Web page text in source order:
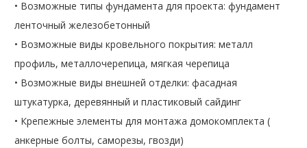
• Возможные типы фундамента для проекта: фундамент
ленточный железобетонный
• Возможные виды кровельного покрытия: металл
профиль, металлочерепица, мягкая черепица
• Возможные виды внешней отделки: фасадная
штукатурка, деревянный и пластиковый сайдинг
• Крепежные элементы для монтажа домокомплекта (
анкерные болты, саморезы, гвозди)